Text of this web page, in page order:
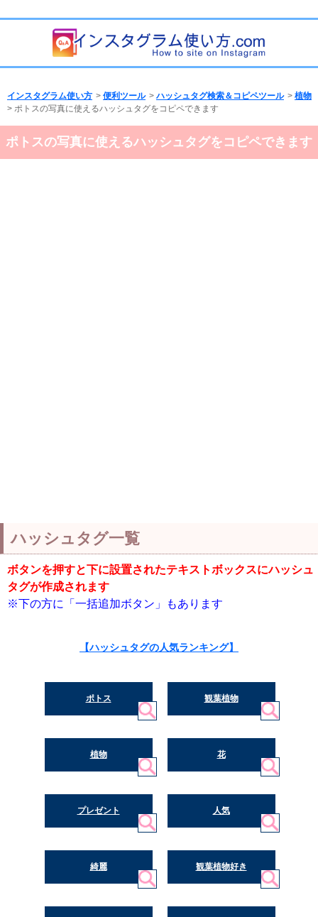
インスタグラム使い方 > 便利ツール >ハッシュタグ検索＆コピペツール > 植物
> ポトスの写真に使えるハッシュタグをコピペできます
ポトスの写真に使えるハッシュタグをコピペできます
ハッシュタグ一覧
ボタンを押すと下に設置されたテキストボックスにハッシュ
タグが作成されます
※下の方に「一括追加ボタン」もあります
【ハッシュタグの人気ランキング】
ポトス 観葉植物
植物 花
プレゼント 人気
綺麗 観葉植物好き